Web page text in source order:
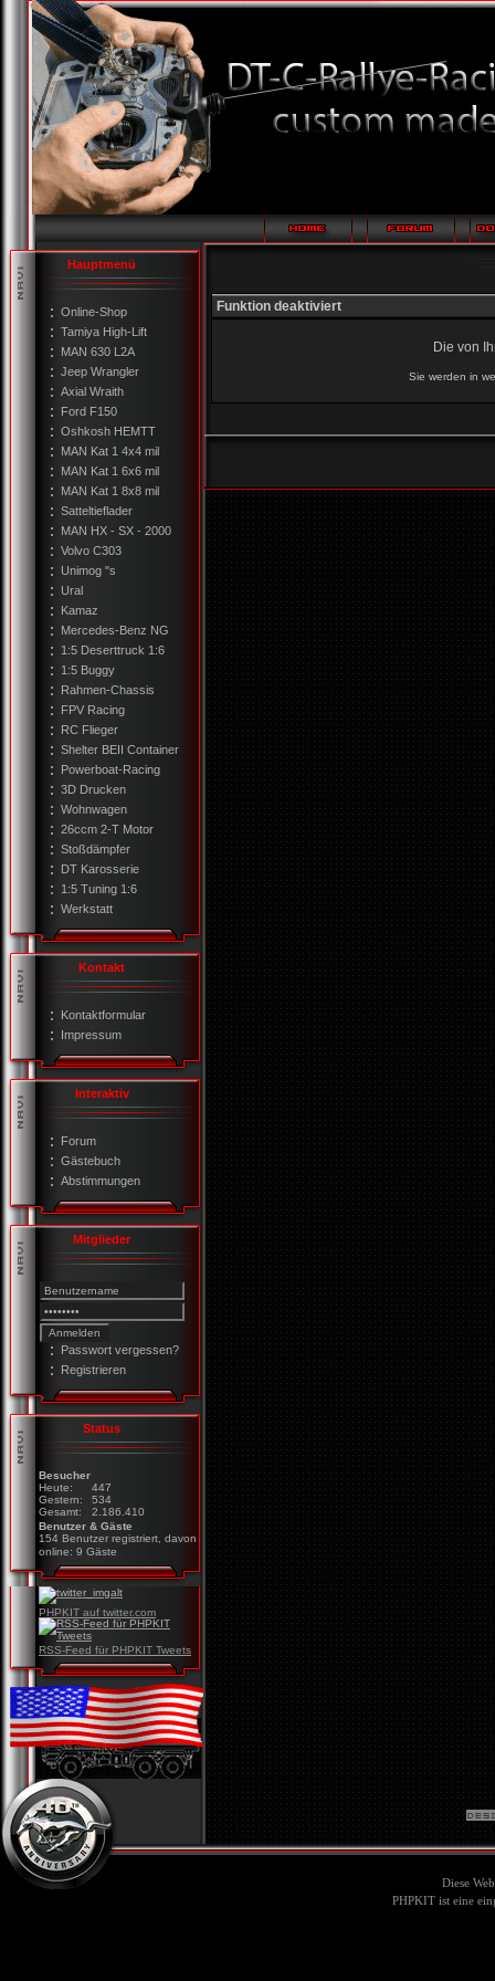
Hauptmenü
Online-Shop
Tamiya High-Lift
MAN 630 L2A
Jeep Wrangler
Axial Wraith
Ford F150
Oshkosh HEMTT
MAN Kat 1 4x4 mil
MAN Kat 1 6x6 mil
MAN Kat 1 8x8 mil
Satteltieflader
MAN HX - SX - 2000
Volvo C303
Unimog "s
Ural
Kamaz
Mercedes-Benz NG
1:5 Deserttruck 1:6
1:5 Buggy
Rahmen-Chassis
FPV Racing
RC Flieger
Shelter BEII Container
Powerboat-Racing
3D Drucken
Wohnwagen
26ccm 2-T Motor
Stoßdämpfer
DT Karosserie
1:5 Tuning 1:6
Werkstatt
Kontakt
Kontaktformular
Impressum
Interaktiv
Forum
Gästebuch
Abstimmungen
Mitglieder
Passwort vergessen?
Registrieren
Status
Besucher
Heute:
447
Gestern:
534
Gesamt:
2.186.410
Benutzer & Gäste
154 Benutzer registriert, davon
online: 9 Gäste
PHPKIT auf twitter.com
RSS-Feed für PHPKIT Tweets
Funktion deaktiviert
Die von
Sie werden in
Diese
PHPKIT ist eine